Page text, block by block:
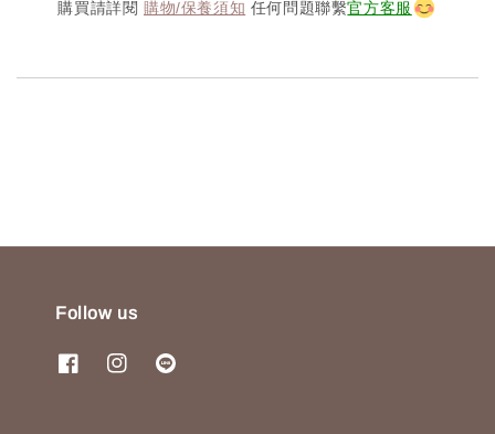
購買請詳閱 購物/保養須知 任何問題聯繫官方客服
Follow us